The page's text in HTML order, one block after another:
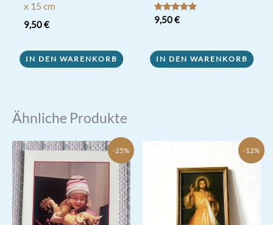
x 15 cm
9,50€
IN DEN WARENKORB
Bewertet mit
5.00
9,50€
IN DEN WARENKORB
Ähnliche Produkte
-25% -12%